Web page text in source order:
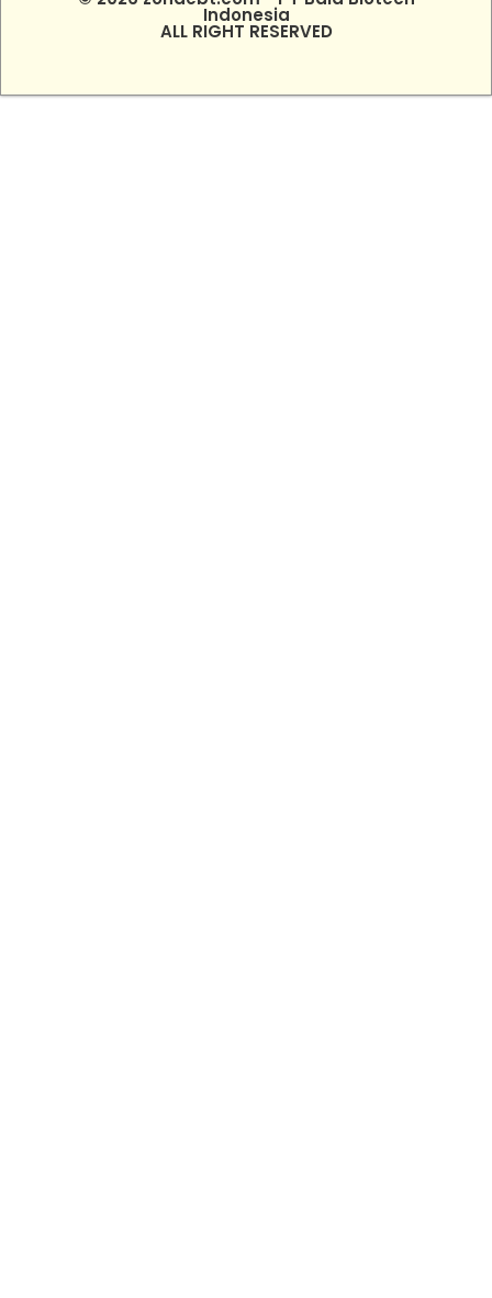
Indonesia
ALL RIGHT RESERVED